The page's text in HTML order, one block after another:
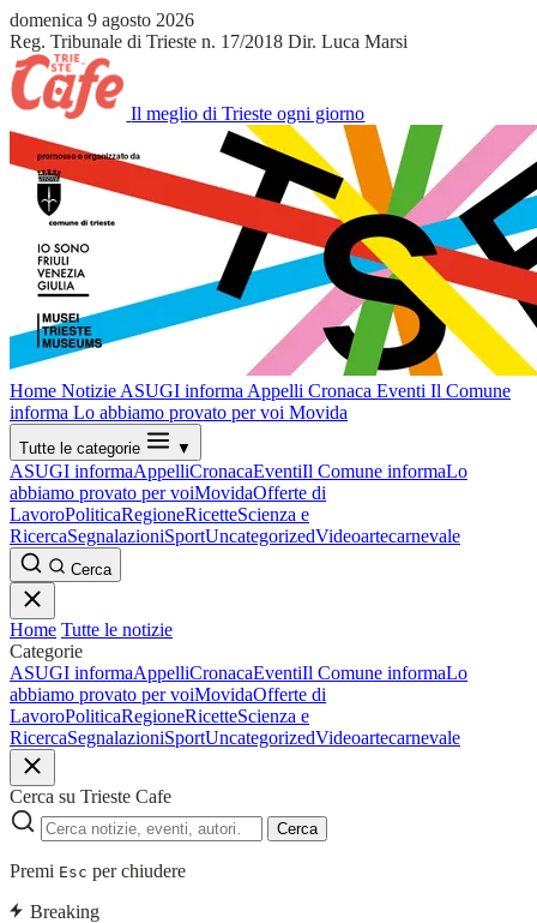
domenica 9 agosto 2026
Reg. Tribunale di Trieste n. 17/2018 Dir. Luca Marsi
Il meglio di Trieste ogni giorno
Home Notizie ASUGI informa Appelli Cronaca Eventi Il Comune
informa Lo abbiamo provato per voi Movida
Tutte le categorie ▼
ASUGI informaAppelliCronacaEventiIl Comune informaLo
abbiamo provato per voiMovidaOfferte di
LavoroPoliticaRegioneRicetteScienza e
RicercaSegnalazioniSportUncategorizedVideoartecarnevale
Cerca
Home Tutte le notizie
Categorie
ASUGI informaAppelliCronacaEventiIl Comune informaLo
abbiamo provato per voiMovidaOfferte di
LavoroPoliticaRegioneRicetteScienza e
RicercaSegnalazioniSportUncategorizedVideoartecarnevale
Cerca su Trieste Cafe
Cerca
Premi Esc per chiudere
Breaking